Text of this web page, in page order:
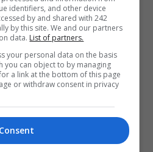
identifiers, and other device
by and shared with 242
by this site. We and our partners
data. List of partners.
your personal data on the basis
you can object to by managing
a link at the bottom of this page
or withdraw consent in privacy
Consent